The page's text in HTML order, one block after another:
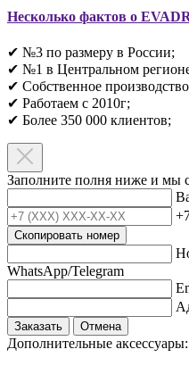
Несколько фактов о
✔ №3 по размеру в России;
✔ №1 в Центральном
✔ Собственное
✔ Работаем с 2010г;
✔ Более 350 000 клиентов;​
Заполните полня ниже и мы
Скопировать номер
WhatsApp/Telegram
Заказать Отмена
Дополнительные аксессуары: